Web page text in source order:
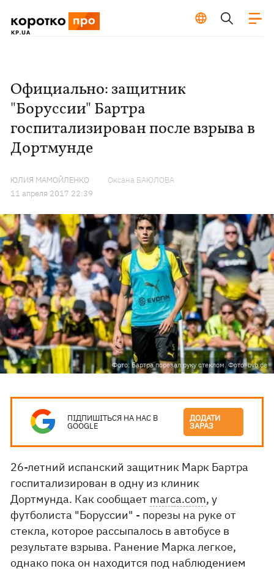
Официально: защитник
"Боруссии" Бартра
госпитализирован после взрыва в
Дортмунде
ЮЛИЯ МАМОЙЛЕНКО
Оксана БАЮЛОВА
11 апреля 2017 22:39
Фото: Бартра порезал руку стеклом. Фото: bvb.de
ПІДПИШІТЬСЯ НА НАС В
GOOGLE
ДОДАТИ
ЗАРАЗ
26-летний испанский защитник Марк Бартра
госпитализирован в одну из клиник
Дортмунда. Как сообщает marca.com, у
футболиста "Боруссии" - порезы на руке от
стекла, которое рассыпалось в автобусе в
результате взрыва. Ранение Марка легкое,
однако пока он находится под наблюдением